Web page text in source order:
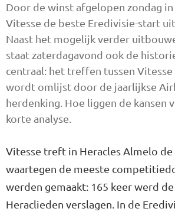
Door de winst afgelopen zondag
Vitesse de beste Eredivisie-start
Naast het mogelijk verder
staat zaterdagavond ook de
centraal: het treffen tussen Vitesse
wordt omlijst door de jaarlijkse
herdenking. Hoe liggen de kansen
korte analyse.
Vitesse treft in Heracles Almelo
waartegen de meeste
werden gemaakt: 165 keer werd
Heraclieden verslagen. In de